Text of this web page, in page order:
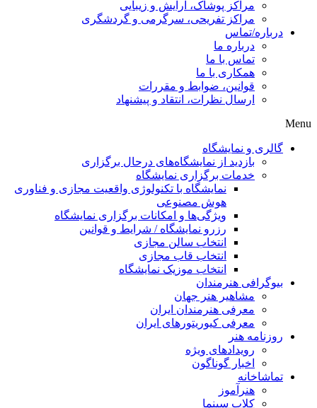
مراکز پوشاک، آرایش و زیبایی
مراکز تفریحی، سرگرمی و گردشگری
درباره/تماس
درباره ما
تماس با ما
همکاری با ما
قوانین، ضوابط و مقررات
ارسال نظرات، انتقاد و پیشنهاد
Menu
گالری و نمایشگاه
بازدید از نمایشگاه‌های درحال برگزاری
خدمات برگزاری نمایشگاه
نمایشگاه با تکنولوژی واقعیت مجازی و فناوری
هوش مصنوعی
ویژگی‌ها و امکانات برگزاری نمایشگاه
رزرو نمایشگاه / شرایط و قوانین
انتخاب سالن مجازی
انتخاب قاب مجازی
انتخاب موزیک نمایشگاه
بیوگرافی هنرمندان
مشاهیر هنر جهان
معرفی هنرمندان ایران
معرفی کیوریتورهای ایران
روزنامه هنر
رویدادهای ویژه
اخبار گوناگون
تماشاخانه
هنرآموز
کلاب سینما